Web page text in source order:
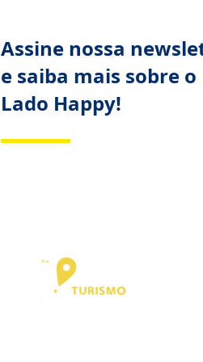
Assine nossa
e saiba mais sobre o
Lado Happy!